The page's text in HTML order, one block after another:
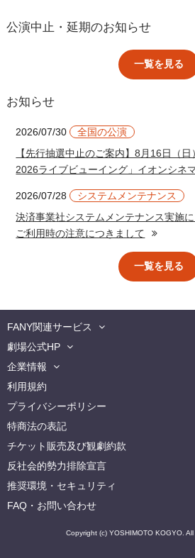
公演中止・延期のお知らせ
一覧を見る
お知らせ
2026/07/30
全国の公演
【先行抽選中止のご案内】8月16日（
2026ライブビューイング」イオンシネ
2026/07/28
システムメンテナンス
決済事業社システムメンテナンス実施
ご利用時の注意につきまして
一覧を見る
FANY関連サービス
劇場公式HP
企業情報
利用規約
プライバシーポリシー
特商法の表記
チケット販売及び観劇約款
反社会的勢力排除宣言
推奨環境・セキュリティ
FAQ・お問い合わせ
Copyright (c) YOSHIMOTO KOGYO. All